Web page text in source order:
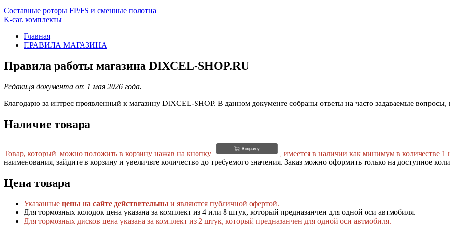
Составные роторы FP/FS и сменные полотна
K-car. комплекты
Главная
ПРАВИЛА МАГАЗИНА
Правила работы магазина DIXCEL-SHOP.RU
Редакиця документа от 1 мая 2026 года.
Благодарю за интрес проявленный к магазину DIXCEL-SHOP. В данном документе собраны ответы на часто задаваемые вопросы,
Наличие товара
Товар, который можно положить в корзину нажав на кнопку , имеется в наличии как минимум в количестве 1
наименования, зайдите в корзину и увеличьте количество до требуемого значения. Заказ можно оформить только на доступное
Цена товара
Указанные цены на сайте действительны и являются публичной офертой.
Для тормозных колодок цена указана за комплект из 4 или 8 штук, который предназанчен для одной оси автмобиля.
Для тормозных дисков цена указана за комплект из 2 штук, который предназанчен для одной оси автмобиля.